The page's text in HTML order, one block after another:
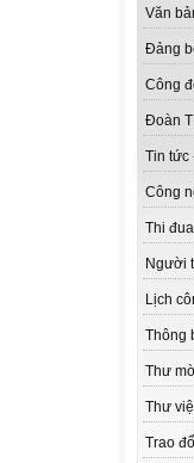
Văn
Đảng
Công
Đoàn
Tin tức
Công
Thi
Người
Lịch
Thông
Thư
Thư
Trao